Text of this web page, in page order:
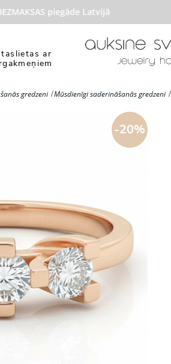
piegāde Latvijā
ar
gredzeni Mūsdienīgi saderināšanās gredzeni
-20%